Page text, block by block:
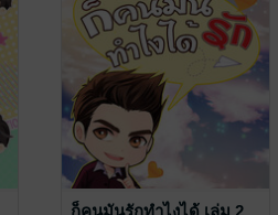
ก็คนมันรักทำไงได้ เล่ม 2